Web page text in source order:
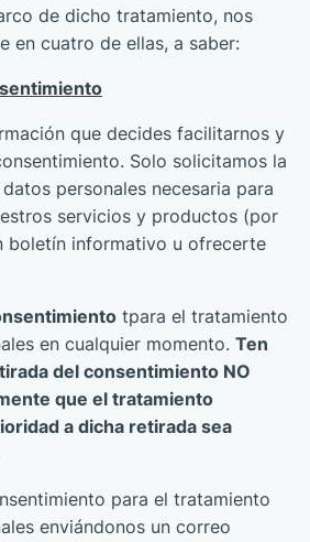
de dicho tratamiento, nos
en cuatro de ellas, a saber:
que decides facilitarnos y
Solo solicitamos la
personales necesaria para
servicios y productos (por
boletín informativo u ofrecerte
tpara el tratamiento
en cualquier momento. Ten
del consentimiento NO
que el tratamiento
a dicha retirada sea
para el tratamiento
enviándonos un correo